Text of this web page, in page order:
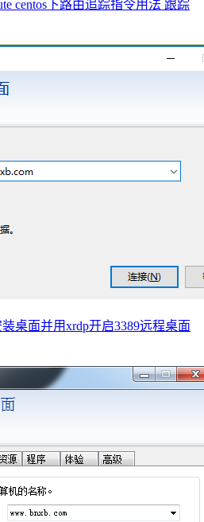
centos下路由追踪指令用法 跟踪
装桌面并用xrdp开启3389远程桌面